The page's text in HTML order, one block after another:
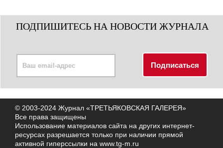
ПОДПИШИТЕСЬ НА НОВОСТИ ЖУРНАЛА
© 2003-2024 Журнал «ТРЕТЬЯКОВСКАЯ ГАЛЕРЕЯ»
Все права защищены
Использование материалов сайта на других интернет-
ресурсах разрешается только при наличии прямой
активной гиперссылки на www.tg-m.ru